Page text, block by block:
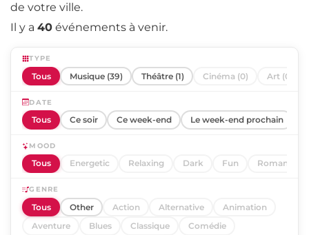
de votre ville.
Il y a 40 événements à venir.
TYPE
Tous Musique (39) Théâtre (1) Cinéma (0) Art (0)
DATE
Tous Ce soir Ce week-end Le week-end prochain
MOOD
Tous Energetic Relaxing Dark Fun Romantic
GENRE
Tous Other Action Alternative
Animation
Aventure
Blues Classique
Comédie